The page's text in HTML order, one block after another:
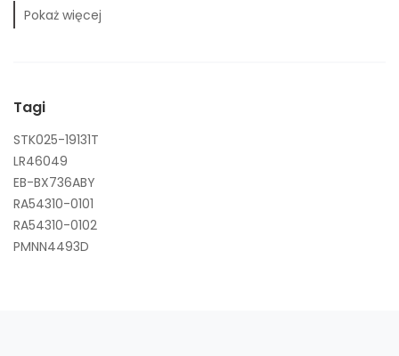
Pokaż więcej
Tagi
STK025-19131T
LR46049
EB-BX736ABY
RA54310-0101
RA54310-0102
PMNN4493D